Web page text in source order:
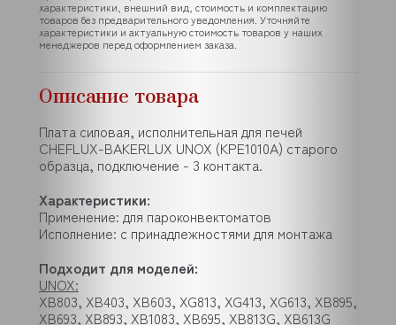
характеристики, внешний вид, стоимость и комплектацию
товаров без предварительного уведомления. Уточняйте
характеристики и актуальную стоимость товаров у наших
менеджеров перед оформлением заказа.
Описание товара
Плата силовая, исполнительная для печей
CHEFLUX-BAKERLUX UNOX (KPE1010A) старого
образца, подключение - 3 контакта.
Характеристики:
Применение: для пароконвектоматов
Исполнение: с принадлежностями для монтажа
Подходит для моделей:
UNOX:
XB803, XB403, XB603, XG813, XG413, XG613, XB895,
XB693, XB893, XB1083, XB695, XB813G, XB613G